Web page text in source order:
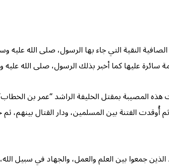
النقية التي جاء بها الرسول، صلى الله
سائرة عليها كما أخبر بذلك الرسول، صلى الله
هذه المصيبة بمقتل الخليفة الراشد “عمر بن
الفتنة بين المسلمين، ودار القتال بينهم،
جمعوا بين العلم والعمل، والجهاد في سبيل